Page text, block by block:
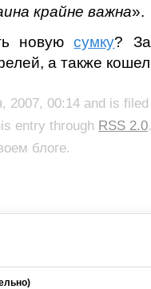
крайне важна».
новуюсумку?
а также
2007, 00:14 and is
entry through RSS 2.0
блоге.